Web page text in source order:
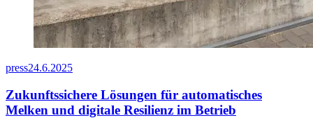
press24.6.2025
Zukunftssichere Lösungen für automatisches
Melken und digitale Resilienz im Betrieb